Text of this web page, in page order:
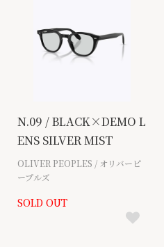
N.09 / BLACK×DEMO L
ENS SILVER MIST
OLIVER PEOPLES / オリバーピ
ープルズ
SOLD OUT